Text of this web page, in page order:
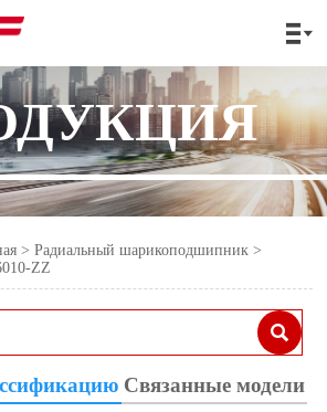

>Радиальный шарикоподшипник >
ZZ

Связанные модели